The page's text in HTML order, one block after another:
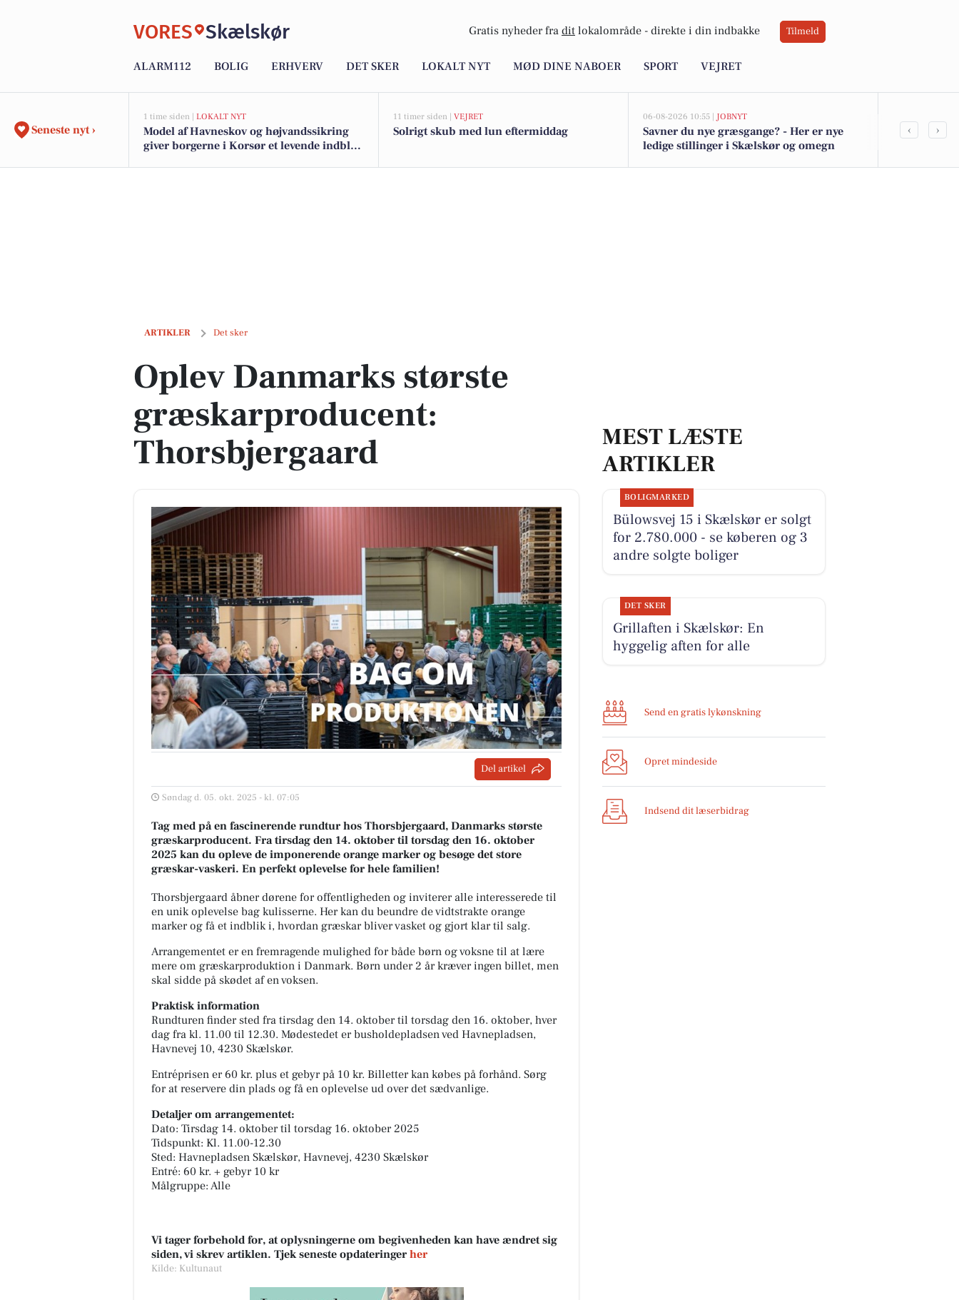
VORES Skælskør Gratis nyheder fra dit lokalområde - direkte i din indbakke Tilmeld
ALARM112 BOLIG ERHVERV DET SKER LOKALT NYT MØD DINE NABOER SPORT VEJRET
Seneste nyt ›
1 time siden | LOKALT NYT
Model af Havneskov og højvandssikring
giver borgerne i Korsør et levende indblik
11 timer siden | VEJRET
Solrigt skub med lun eftermiddag
06-08-2026 10:55 | JOBNYT
Savner du nye græsgange? - Her er nye
ledige stillinger i Skælskør og omegn
Top 6 over
‹ ›
ARTIKLER Det sker
Oplev Danmarks største græskarproducent: Thorsbjergaard
Oplev Danmarks største
græskarproducent:
Thorsbjergaard
Del artikel
Søndag d. 05. okt. 2025 - kl. 07:05
Tag med på en fascinerende rundtur hos Thorsbjergaard, Danmarks største
græskarproducent. Fra tirsdag den 14. oktober til torsdag den 16. oktober
2025 kan du opleve de imponerende orange marker og besøge det store
græskar-vaskeri. En perfekt oplevelse for hele familien!
Thorsbjergaard åbner dørene for offentligheden og inviterer alle interesserede til
en unik oplevelse bag kulisserne. Her kan du beundre de vidtstrakte orange
marker og få et indblik i, hvordan græskar bliver vasket og gjort klar til salg.
Arrangementet er en fremragende mulighed for både børn og voksne til at lære
mere om græskarproduktion i Danmark. Børn under 2 år kræver ingen billet, men
skal sidde på skødet af en voksen.
Praktisk information
Rundturen finder sted fra tirsdag den 14. oktober til torsdag den 16. oktober, hver
dag fra kl. 11.00 til 12.30. Mødestedet er busholdepladsen ved Havnepladsen,
Havnevej 10, 4230 Skælskør.
Entréprisen er 60 kr. plus et gebyr på 10 kr. Billetter kan købes på forhånd. Sørg
for at reservere din plads og få en oplevelse ud over det sædvanlige.
Detaljer om arrangementet:
Dato: Tirsdag 14. oktober til torsdag 16. oktober 2025
Tidspunkt: Kl. 11.00-12.30
Sted: Havnepladsen Skælskør, Havnevej, 4230 Skælskør
Entré: 60 kr. + gebyr 10 kr
Målgruppe: Alle
Vi tager forbehold for, at oplysningerne om begivenheden kan have ændret sig
siden, vi skrev artiklen. Tjek seneste opdateringer her
Kilde: Kultunaut
MEST LÆSTE
ARTIKLER
BOLIGMARKED
Bülowsvej 15 i Skælskør er solgt
for 2.780.000 - se køberen og 3
andre solgte boliger
DET SKER
Grillaften i Skælskør: En
hyggelig aften for alle
Send en gratis lykønskning
Opret mindeside
Indsend dit læserbidrag